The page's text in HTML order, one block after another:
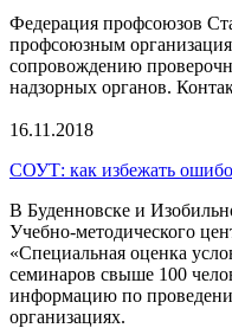
Федерация профсоюзов
профсоюзным
сопровождению
надзорных органов.
16.11.2018
СОУТ: как избежать
В Буденновске и
Учебно-методического
«Специальная оценка
семинаров свыше 100
информацию по
организациях.